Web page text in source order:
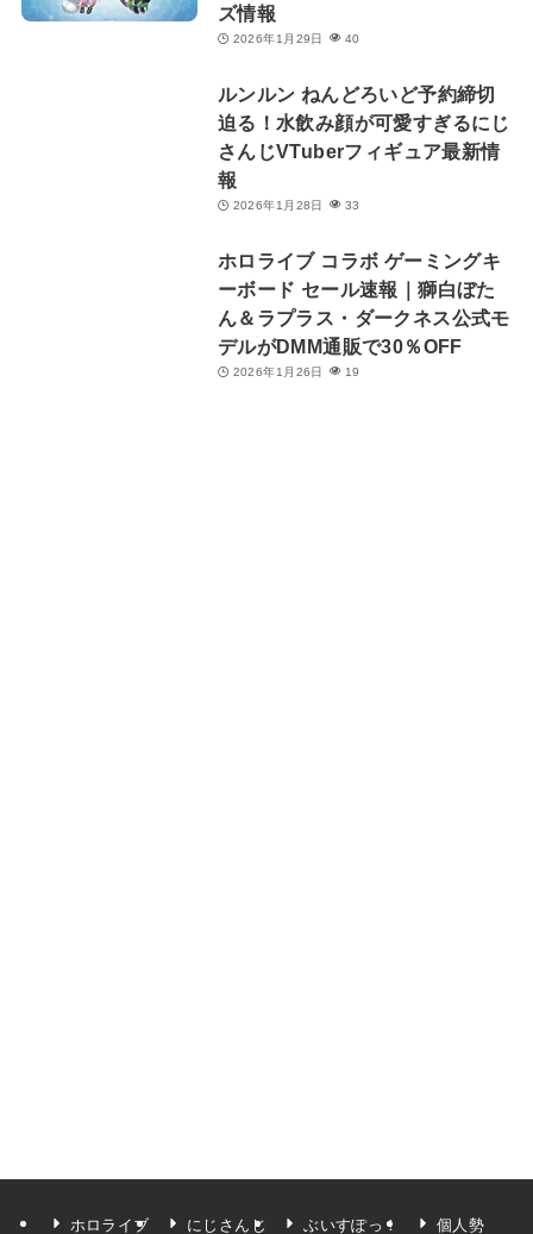
ズ情報
2026年1月29日 40
ルンルン ねんどろいど予約締切
迫る！水飲み顔が可愛すぎるにじ
さんじVTuberフィギュア最新情
報
2026年1月28日 33
ホロライブ コラボ ゲーミングキ
ーボード セール速報｜獅白ぼた
ん＆ラプラス・ダークネス公式モ
デルがDMM通販で30％OFF
2026年1月26日 19
ホロライブ にじさんじ ぶいすぽっ！ 個人勢